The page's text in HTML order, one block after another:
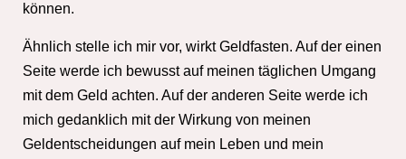
können.
Ähnlich stelle ich mir vor, wirkt Geldfasten. Auf der einen
Seite werde ich bewusst auf meinen täglichen Umgang
mit dem Geld achten. Auf der anderen Seite werde ich
mich gedanklich mit der Wirkung von meinen
Geldentscheidungen auf mein Leben und mein